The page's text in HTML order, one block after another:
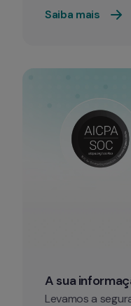
Saiba mais
A sua
Levamos a